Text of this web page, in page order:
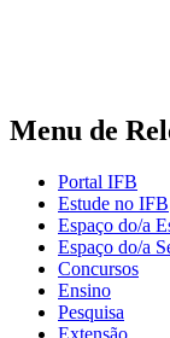
Menu de
Portal IFB
Estude no IFB
Espaço do/a
Espaço do/a
Concursos
Ensino
Pesquisa
Extensão